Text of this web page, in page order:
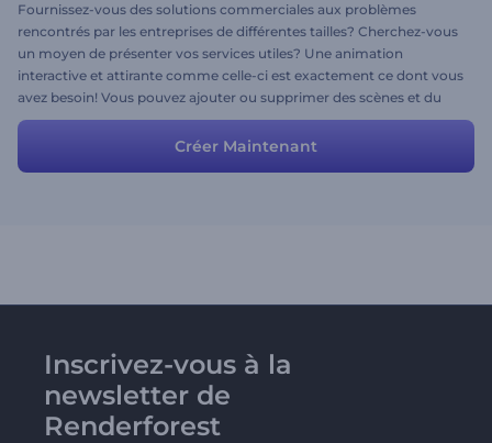
Fournissez-vous des solutions commerciales aux problèmes
rencontrés par les entreprises de différentes tailles? Cherchez-vous
un moyen de présenter vos services utiles? Une animation
interactive et attirante comme celle-ci est exactement ce dont vous
avez besoin! Vous pouvez ajouter ou supprimer des scènes et du
texte, télécharger vos fichiers multimédia pour créer une vidéo plus
Créer Maintenant
Inscrivez-vous à la
newsletter de
Renderforest